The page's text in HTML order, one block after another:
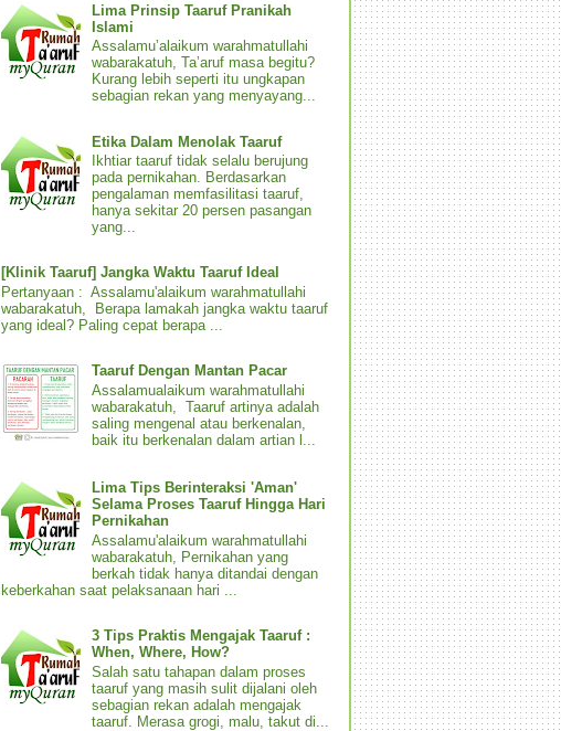
Lima Prinsip Taaruf Pranikah
Islami
Assalamu’alaikum warahmatullahi
wabarakatuh, Ta’aruf masa begitu?
Kurang lebih seperti itu ungkapan
sebagian rekan yang menyayang...
Etika Dalam Menolak Taaruf
Ikhtiar taaruf tidak selalu berujung
pada pernikahan. Berdasarkan
pengalaman memfasilitasi taaruf,
hanya sekitar 20 persen pasangan
yang...
[Klinik Taaruf] Jangka Waktu Taaruf Ideal
Pertanyaan : Assalamu'alaikum warahmatullahi
wabarakatuh, Berapa lamakah jangka waktu taaruf
yang ideal? Paling cepat berapa ...
Taaruf Dengan Mantan Pacar
Assalamualaikum warahmatullahi
wabarakatuh, Taaruf artinya adalah
saling mengenal atau berkenalan,
baik itu berkenalan dalam artian l...
Lima Tips Berinteraksi 'Aman'
Selama Proses Taaruf Hingga Hari
Pernikahan
Assalamu'alaikum warahmatullahi
wabarakatuh, Pernikahan yang
berkah tidak hanya ditandai dengan
keberkahan saat pelaksanaan hari ...
3 Tips Praktis Mengajak Taaruf :
When, Where, How?
Salah satu tahapan dalam proses
taaruf yang masih sulit dijalani oleh
sebagian rekan adalah mengajak
taaruf. Merasa grogi, malu, takut di...